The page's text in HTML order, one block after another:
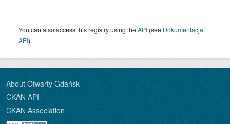
You can also access this registry using theAPI (see Dokumentacja
API).
About Otwarty Gdańsk
CKAN API
CKAN Association